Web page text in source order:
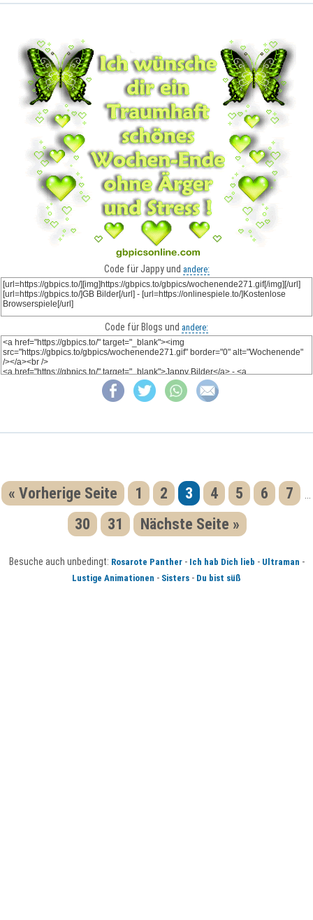
Code für Jappy und andere:
Code für Blogs und andere:
« Vorherige Seite 1 2 3 4 5 6 7
30 31 Nächste Seite »
Besuche auch unbedingt: Rosarote Panther- Ich hab Dich lieb - Ultraman -
Lustige Animationen - Sisters - Du bist süß